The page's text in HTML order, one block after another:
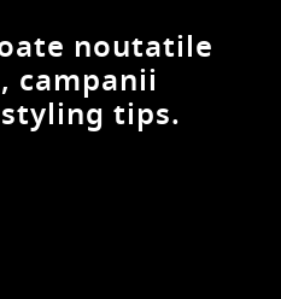
noutatile
campanii
tips.